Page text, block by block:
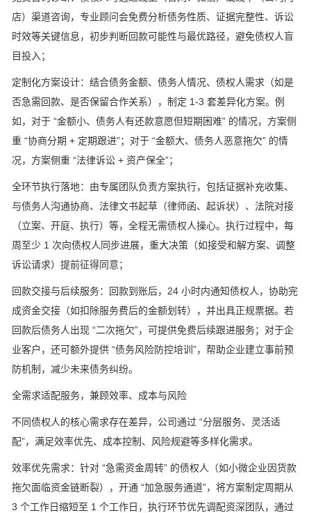
店）渠道咨询，专业顾问会免费分析债务性质、证据完整性、诉讼
时效等关键信息，初步判断回款可能性与最优路径，避免债权人盲
目投入；
定制化方案设计：结合债务金额、债务人情况、债权人需求（如是
否急需回款、是否保留合作关系），制定 1-3 套差异化方案。例
如，对于 “金额小、债务人有还款意愿但短期困难” 的情况，方案侧
重 “协商分期 + 定期跟进”；对于 “金额大、债务人恶意拖欠” 的情
况，方案侧重 “法律诉讼 + 资产保全”；
全环节执行落地：由专属团队负责方案执行，包括证据补充收集、
与债务人沟通协商、法律文书起草（律师函、起诉状）、法院对接
（立案、开庭、执行）等，全程无需债权人操心。执行过程中，每
周至少 1 次向债权人同步进展，重大决策（如接受和解方案、调整
诉讼请求）提前征得同意；
回款交接与后续服务：回款到账后，24 小时内通知债权人，协助完
成资金交接（如扣除服务费后的金额划转），并出具正规票据。若
回款后债务人出现 “二次拖欠”，可提供免费后续跟进服务；对于企
业客户，还可额外提供 “债务风险防控培训”，帮助企业建立事前预
防机制，减少未来债务纠纷。
全需求适配服务，兼顾效率、成本与风险
不同债权人的核心需求存在差异，公司通过 “分层服务、灵活适
配”，满足效率优先、成本控制、风险规避等多样化需求。
效率优先需求：针对 “急需资金周转” 的债权人（如小微企业因货款
拖欠面临资金链断裂），开通 “加急服务通道”，将方案制定周期从
3 个工作日缩短至 1 个工作日，执行环节优先调配资深团队，通过